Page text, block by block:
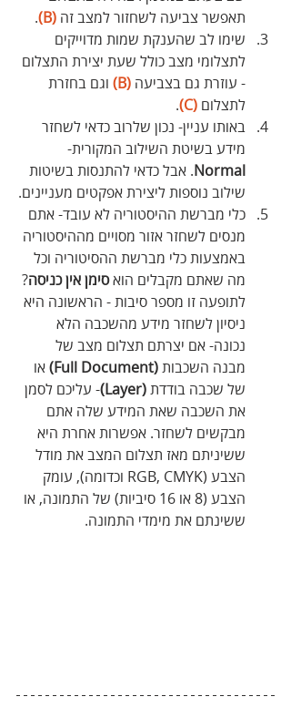
תאפשר צביעה לשחזור למצב זה (B)
.
שימו לב שהענקת שמות מדוייקים
לתצלומי מצב כולל שעת יצירת התצלום
- עוזרת גם בצביעה (B)
וגם בחזרת
לתצלום (C)
.
באותו עניין- נכון שלרוב כדאי לשחזר
מידע בשיטת השילוב המקורית-
Normal. אבל כדאי להתנסות בשיטות
שילוב נוספות ליצירת אפקטים מעניינים.
כלי מברשת ההיסטוריה לא עובד- אתם
מנסים לשחזר אזור מסויים מההיסטוריה
באמצעות כלי מברשת ההסיטוריה וכל
מה שאתם מקבלים הוא סימן אין כניסה?
לתופעה זו מספר סיבות - הראשונה היא
ניסיון לשחזר מידע מהשכבה הלא
נכונה- אם יצרתם תצלום מצב של
מבנה השכבות (Full Document)
או
של שכבה בודדת (Layer)
- עליכם לסמן
את השכבה שאת המידע שלה אתם
מבקשים לשחזר. אפשרות אחרת היא
ששיניתם מאז תצלום המצב את מודל
הצבע (RGB, CMYK וכדומה), עומק
הצבע (8 או 16 סיביות) של התמונה, או
ששינתם את מימדי התמונה.